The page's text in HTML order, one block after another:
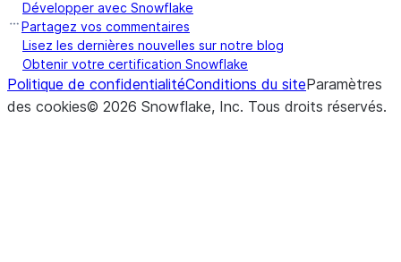
Développer avec Snowflake
Partagez vos commentaires
Lisez les dernières nouvelles sur notre blog
Obtenir votre certification Snowflake
Politique de confidentialitéConditions du siteParamètres
des cookies© 2026 Snowflake, Inc. Tous droits réservés.